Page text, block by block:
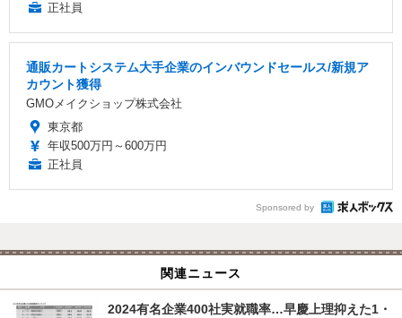
正社員
通販カートシステム大手企業のインバウンドセールス/新規ア
カウント獲得
GMOメイクショップ株式会社
東京都
年収500万円～600万円
正社員
Sponsored by
関連ニュース
2024有名企業400社実就職率…早慶上理抑えた1・